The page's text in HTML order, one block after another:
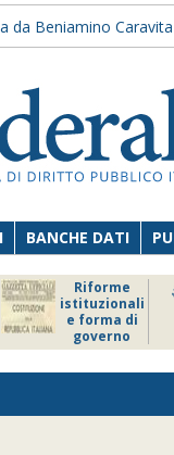
da Beniamino
BANCHE DATI
Riforme
istituzionali
e forma di
governo